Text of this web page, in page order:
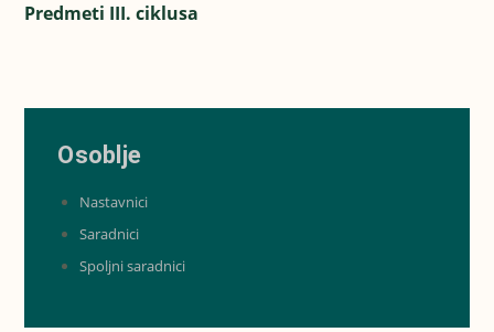
Predmeti III. ciklusa
Osoblje
Nastavnici
Saradnici
Spoljni saradnici